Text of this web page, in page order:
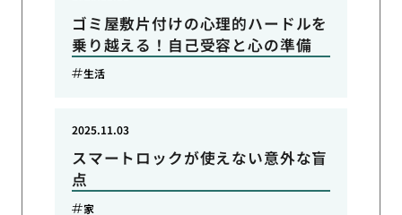
ゴミ屋敷片付けの心理的ハードルを
乗り越える！自己受容と心の準備
生活
スマートロックが使えない意外な盲
点
2025.11.03
家